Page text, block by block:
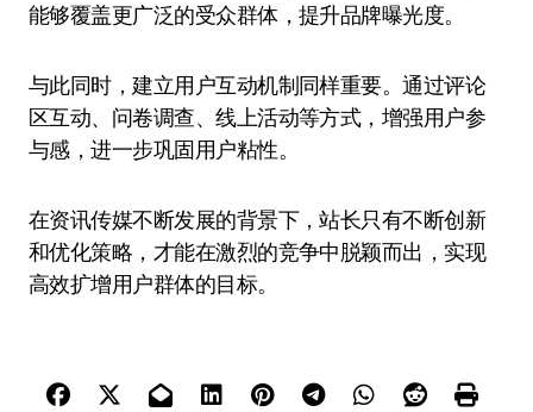
能够覆盖更广泛的受众群体，提升品牌曝光度。
与此同时，建立用户互动机制同样重要。通过评论
区互动、问卷调查、线上活动等方式，增强用户参
与感，进一步巩固用户粘性。
在资讯传媒不断发展的背景下，站长只有不断创新
和优化策略，才能在激烈的竞争中脱颖而出，实现
高效扩增用户群体的目标。